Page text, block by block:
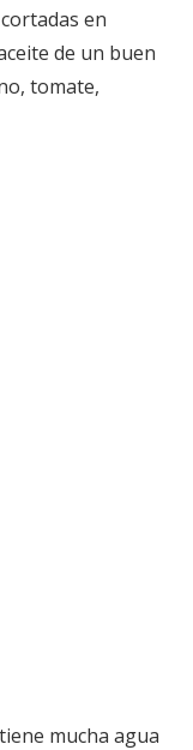
en
de un buen
tomate,
mucha agua